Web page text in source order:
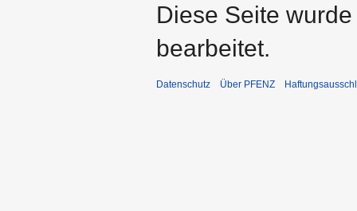
Diese Seite
bearbeitet.
Datenschutz Über PFENZ